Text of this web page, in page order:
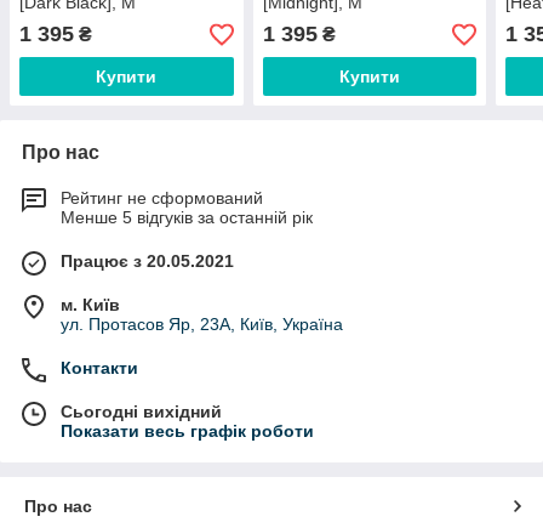
1 395 ₴
Купити
1 395₴
Купити
1
Про нас
Рейтинг не сформований
Менше 5 відгуків за останній рік
Працює з 20.05.2021
м. Київ
ул. Протасов Яр, 23А, Київ, Україна
Контакти
Сьогодні вихідний
Показати весь графік роботи
Про нас